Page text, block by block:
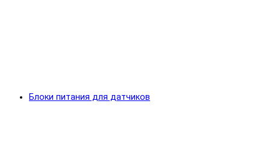
Блоки питания для датчиков